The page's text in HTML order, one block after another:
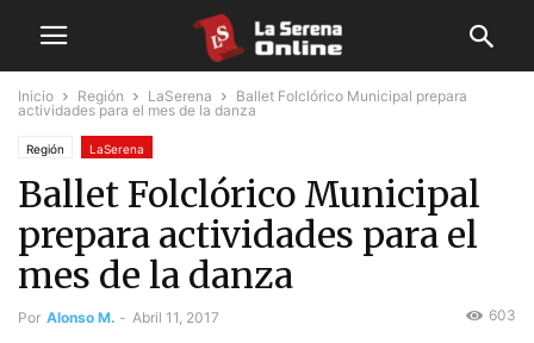
Inicio Región LaSerena
Ballet Folclórico Municipal prepara
actividades para el mes de la danza
Región LaSerena
Ballet Folclórico Municipal
prepara actividades para el
mes de la danza
Por Alonso M. - Abril 11, 2017 603